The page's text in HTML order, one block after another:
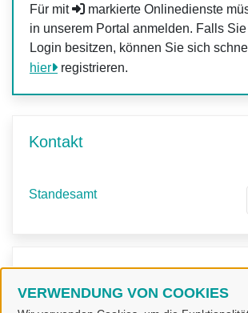
VERWENDUNG VON COOKIES
Für mit
markierte Onlinedienste
in unserem Portal anmelden. Falls
Login besitzen, können Sie sich
hier
registrieren.
Kontakt
Standesamt
Kontaktpersonen